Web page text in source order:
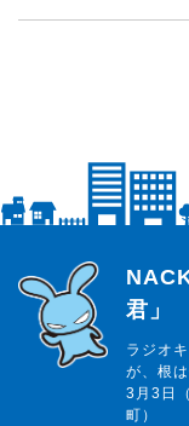
らじっと
君」
ラジオ
が、根
3月3日
町）